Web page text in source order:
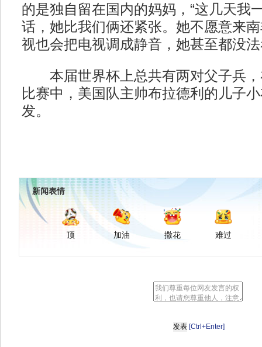
的是独自留在国内的妈妈，“这几天我
话，她比我们俩还紧张。她不愿意来
视也会把电视调成静音，她甚至都没
本届世界杯上总共有两对父子兵，
比赛中，美国队主帅布拉德利的儿子
发。
新闻表情
顶 加油 撒花 难过
[Ctrl+Enter]